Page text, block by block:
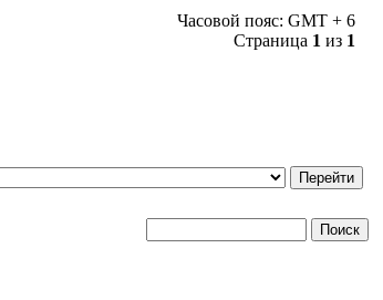
Часовой пояс: GMT + 6
Страница 1 из 1